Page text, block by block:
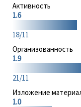
Активность
1.6
18/11
Организованность
1.9
21/11
Изложение
1.0